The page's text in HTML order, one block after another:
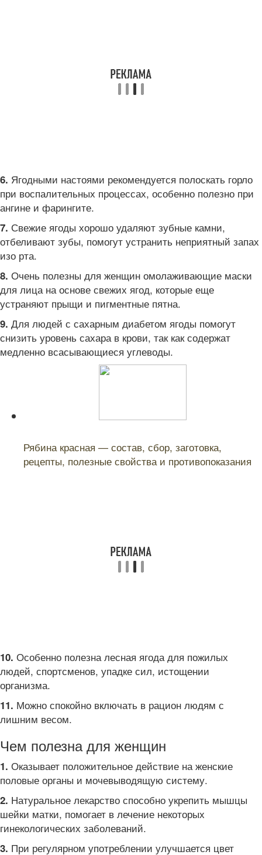
6. Ягодными настоями рекомендуется полоскать горло
при воспалительных процессах, особенно полезно при
ангине и фарингите.
7. Свежие ягоды хорошо удаляют зубные камни,
отбеливают зубы, помогут устранить неприятный запах
изо рта.
8. Очень полезны для женщин омолаживающие маски
для лица на основе свежих ягод, которые еще
устраняют прыщи и пигментные пятна.
9. Для людей с сахарным диабетом ягоды помогут
снизить уровень сахара в крови, так как содержат
медленно всасывающиеся углеводы.
Рябина красная — состав, сбор, заготовка,
рецепты, полезные свойства и противопоказания
10. Особенно полезна лесная ягода для пожилых
людей, спортсменов, упадке сил, истощении
организма.
11. Можно спокойно включать в рацион людям с
лишним весом.
Чем полезна для женщин
1. Оказывает положительное действие на женские
половые органы и мочевыводящую систему.
2. Натуральное лекарство способно укрепить мышцы
шейки матки, помогает в лечение некоторых
гинекологических заболеваний.
3. При регулярном употреблении улучшается цвет